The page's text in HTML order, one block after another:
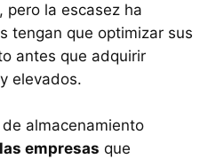
pero la escasez ha
tengan que optimizar sus
antes que adquirir
elevados.
almacenamiento
empresas que